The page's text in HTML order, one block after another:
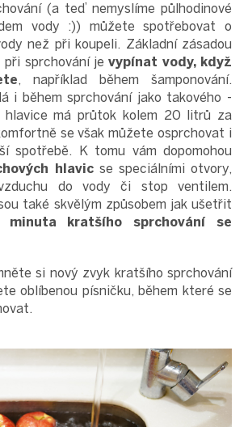
(a teď nemyslíme půlhodinové
vody :)) můžete spotřebovat o
než při koupeli. Základní zásadou
při sprchování jevypínat vody, když
, například během šamponování.
i během sprchování jako takového -
hlavice má průtok kolem 20 litrů za
se však můžete osprchovat i
spotřebě. K tomu vám dopomohou
hlavicse speciálními otvory,
do vody či stop ventilem.
také skvělým způsobem jak ušetřit
minuta kratšího sprchování se
si nový zvyk kratšího sprchování
oblíbenou písničku, během které se